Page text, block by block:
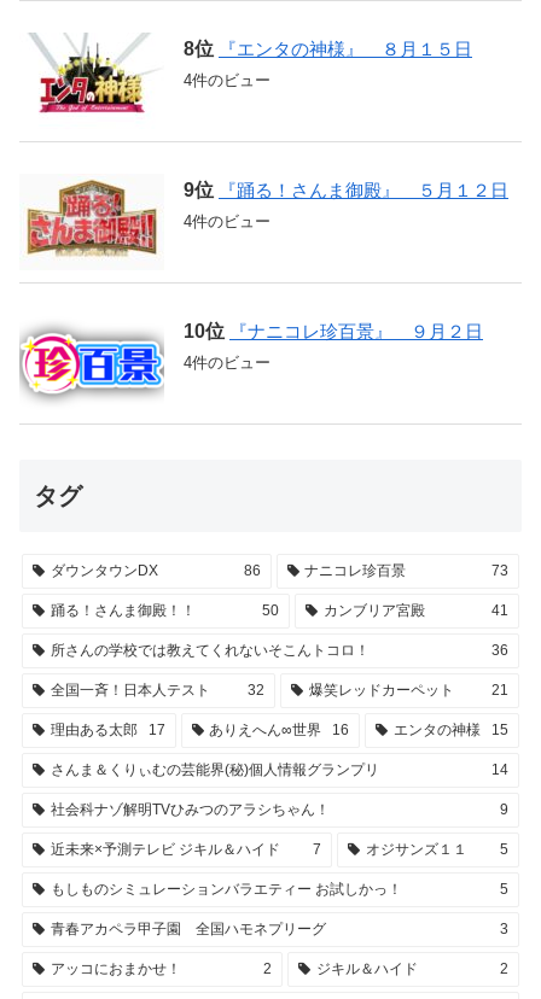
『エンタの神様』 ８月１５日
4件のビュー
『踊る！さんま御殿』 ５月１２日
4件のビュー
『ナニコレ珍百景』 ９月２日
4件のビュー
タグ
ダウンタウンDX 86 ナニコレ珍百景 73
踊る！さんま御殿！！ 50 カンブリア宮殿 41
所さんの学校では教えてくれないそこんトコロ！ 36
全国一斉！日本人テスト 32 爆笑レッドカーペット 21
理由ある太郎 17 ありえへん∞世界 16 エンタの神様 15
さんま＆くりぃむの芸能界(秘)個人情報グランプリ 14
社会科ナゾ解明TVひみつのアラシちゃん！ 9
近未来×予測テレビ ジキル＆ハイド 7 オジサンズ１１ 5
もしものシミュレーションバラエティー お試しかっ！ 5
青春アカペラ甲子園 全国ハモネプリーグ 3
アッコにおまかせ！ 2 ジキル＆ハイド 2